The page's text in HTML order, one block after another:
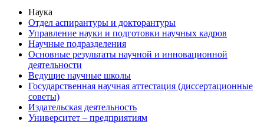
Наука
Отдел аспирантуры и докторантуры
Управление науки и подготовки научных кадров
Научные подразделения
Основные результаты научной и инновационной
деятельности
Ведущие научные школы
Государственная научная аттестация (диссертационные
советы)
Издательская деятельность
Университет – предприятиям